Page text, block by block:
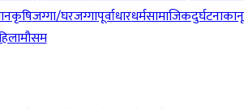
कृषिजग्गा/घरजग्गापूर्वाधारधर्मसामाजिकदुर्घटना
मौसम